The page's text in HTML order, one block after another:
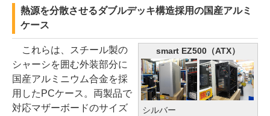
熱源を分散させるダブルデッキ構造採用の国産アルミ
ケース
smart EZ500（ATX）
シルバー
これらは、スチール製の
シャーシを囲む外装部分に
国産アルミニウム合金を採
用したPCケース。両製品で
対応マザーボードのサイズ